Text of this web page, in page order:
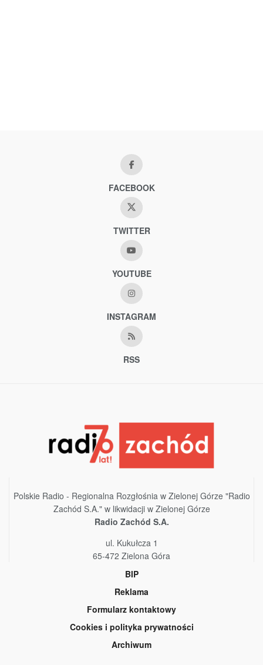
FACEBOOK
TWITTER
YOUTUBE
INSTAGRAM
RSS
Polskie Radio - Regionalna Rozgłośnia w Zielonej Górze "Radio
Zachód S.A." w likwidacji w Zielonej Górze
Radio Zachód S.A.
ul. Kukułcza 1
65-472 Zielona Góra
BIP
Reklama
Formularz kontaktowy
Cookies i polityka prywatności
Archiwum